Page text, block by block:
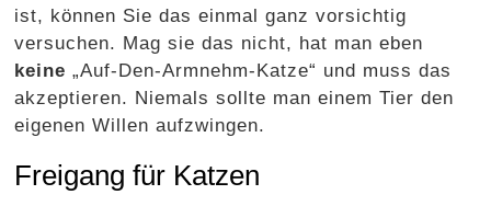
ist, können Sie das einmal ganz vorsichtig
versuchen. Mag sie das nicht, hat man eben
keine „Auf-Den-Armnehm-Katze“ und muss das
akzeptieren. Niemals sollte man einem Tier den
eigenen Willen aufzwingen.
Freigang für Katzen